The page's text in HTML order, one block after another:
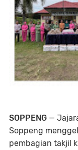
SOPPENG —
Soppeng
pembagian takjil